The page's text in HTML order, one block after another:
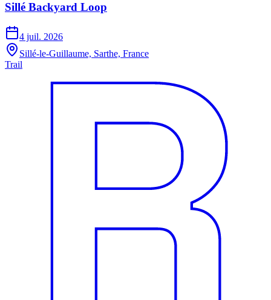
Sillé Backyard Loop
4 juil. 2026
Sillé-le-Guillaume, Sarthe, France
Trail